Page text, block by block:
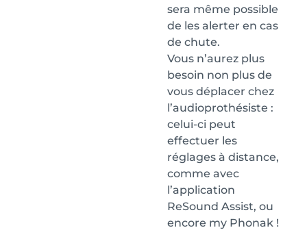
sera même possible
de les alerter en cas
de chute.
Vous n’aurez plus
besoin non plus de
vous déplacer chez
l’audioprothésiste :
celui-ci peut
effectuer les
réglages à distance,
comme avec
l’application
ReSound Assist, ou
encore my Phonak !